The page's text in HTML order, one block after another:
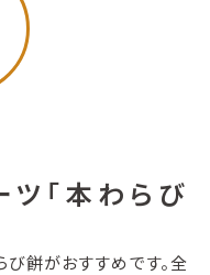
「本わらび
餅がおすすめです。全